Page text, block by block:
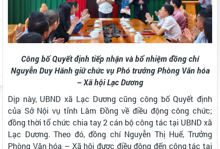
Công bố Quyết định tiếp nhận và bổ nhiệm đồng chí
Nguyễn Duy Hãnh giữ chức vụ Phó trưởng Phòng Văn hóa
– Xã hội Lạc Dương
Dịp này, UBND xã Lạc Dương cũng công bố Quyết định
của Sở Nội vụ tỉnh Lâm Đồng về điều động công chức;
đồng thời tổ chức chia tay 2 cán bộ công tác tại UBND xã
Lạc Dương. Theo đó, đồng chí Nguyễn Thị Huế, Trưởng
Phòng Văn hóa – Xã hội được điều động đến công tác tại